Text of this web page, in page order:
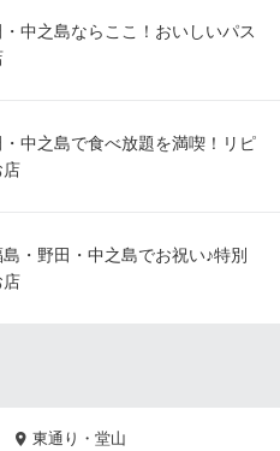
・中之島ならここ！おいしいパス
・中之島で食べ放題を満喫！リピ
店
・野田・中之島でお祝い♪特別
店
東通り・堂山